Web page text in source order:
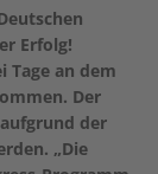
Erfolg!
Tage an dem
Der
der
„Die